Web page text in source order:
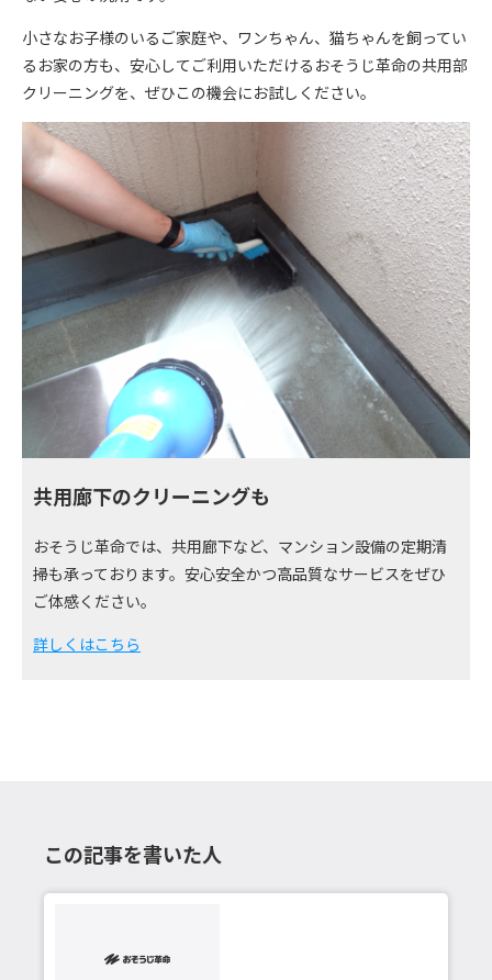
小さなお子様のいるご家庭や、ワンちゃん、猫ちゃんを飼ってい
るお家の方も、安心してご利用いただけるおそうじ革命の共用部
クリーニングを、ぜひこの機会にお試しください。
共用廊下のクリーニングも
おそうじ革命では、共用廊下など、マンション設備の定期清
掃も承っております。安心安全かつ高品質なサービスをぜひ
ご体感ください。
詳しくはこちら
この記事を書いた人